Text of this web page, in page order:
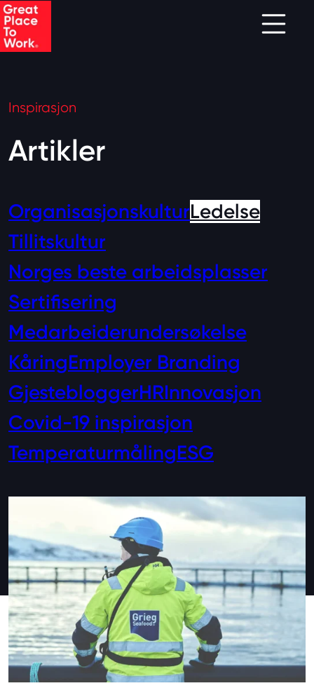
Skip to main content
Inspirasjon
Artikler
OrganisasjonskulturLedelse
Tillitskultur
Norges beste arbeidsplasser
Sertifisering
Medarbeiderundersøkelse
KåringEmployer Branding
GjestebloggerHRInnovasjon
Covid-19 inspirasjon
TemperaturmålingESG